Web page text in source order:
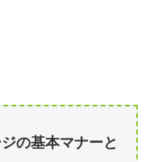
の基本マナーと